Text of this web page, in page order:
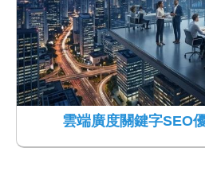
雲端廣度關鍵字SEO